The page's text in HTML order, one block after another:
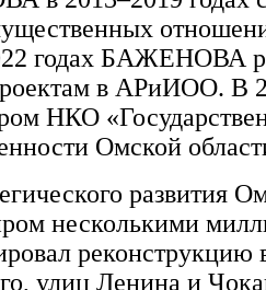
годах БАЖЕНОВА
в АРиИОО. В
НКО
Омской
развития
несколькими
реконструкцию
улиц Ленина и